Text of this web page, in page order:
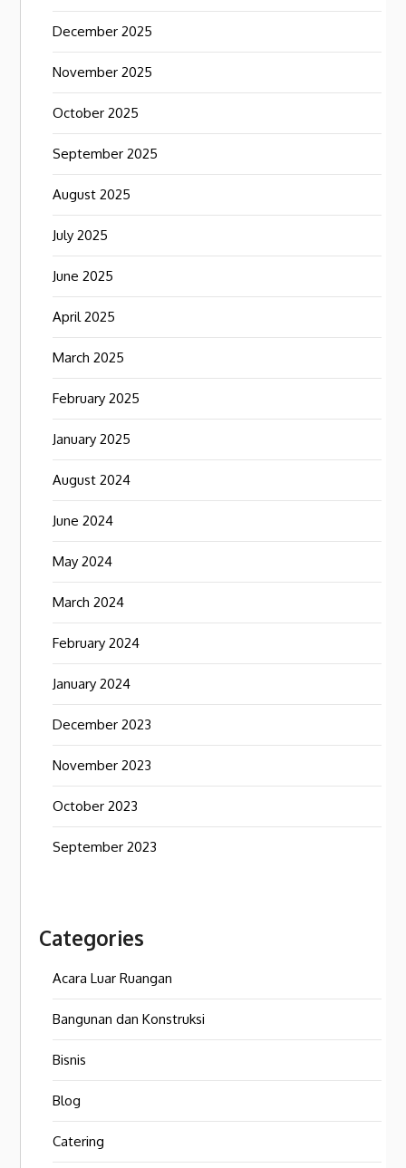
December 2025
November 2025
October 2025
September 2025
August 2025
July 2025
June 2025
April 2025
March 2025
February 2025
January 2025
August 2024
June 2024
May 2024
March 2024
February 2024
January 2024
December 2023
November 2023
October 2023
September 2023
Categories
Acara Luar Ruangan
Bangunan dan Konstruksi
Bisnis
Blog
Catering